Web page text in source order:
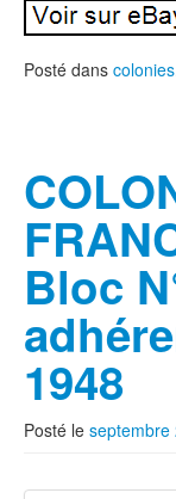
Posté dans colonies
Bloc
1948
Posté le septembre